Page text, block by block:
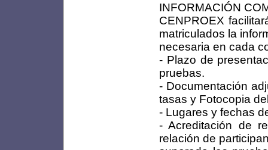
INFORMACIÓN
CENPROEX
matriculados la
necesaria en cada
- Plazo de
pruebas.
- Documentación
tasas y Fotocopia
- Lugares y fechas
- Acreditación de
relación de